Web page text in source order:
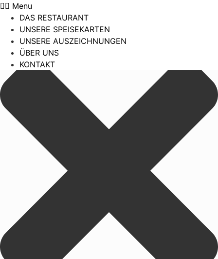
Cookie-Zustimmung verwalten
Menu
DAS RESTAURANT
UNSERE SPEISEKARTEN
UNSERE AUSZEICHNUNGEN
ÜBER UNS
KONTAKT